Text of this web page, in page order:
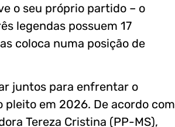
o seu próprio partido – o
legendas possuem 17
coloca numa posição de
juntos para enfrentar o
em 2026. De acordo com
Tereza Cristina (PP-MS),